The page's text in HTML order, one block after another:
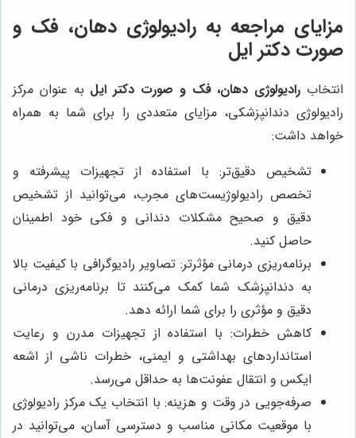
مزایای مراجعه به رادیولوژی دهان، فک و
صورت دکتر ایل
انتخاب رادیولوژی دهان، فک و صورت دکتر ایل به عنوان مرکز
رادیولوژی دندانپزشکی، مزایای متعددی را برای شما به همراه
خواهد داشت:
تشخیص دقیق‌تر: با استفاده از تجهیزات پیشرفته و
تخصص رادیولوژیست‌های مجرب، می‌توانید از تشخیص
دقیق و صحیح مشکلات دندانی و فکی خود اطمینان
حاصل کنید.
برنامه‌ریزی درمانی مؤثرتر: تصاویر رادیوگرافی با کیفیت بالا
به دندانپزشک شما کمک می‌کنند تا برنامه‌ریزی درمانی
دقیق و مؤثری را برای شما ارائه دهد.
کاهش خطرات: با استفاده از تجهیزات مدرن و رعایت
استانداردهای بهداشتی و ایمنی، خطرات ناشی از اشعه
ایکس و انتقال عفونت‌ها به حداقل می‌رسد.
صرفه‌جویی در وقت و هزینه: با انتخاب یک مرکز رادیولوژی
با موقعیت مکانی مناسب و دسترسی آسان، می‌توانید در